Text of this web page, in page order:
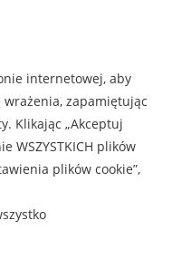
internetowej, aby
zapamiętując
Klikając „Akceptuj
WSZYSTKICH plików
plików cookie”,